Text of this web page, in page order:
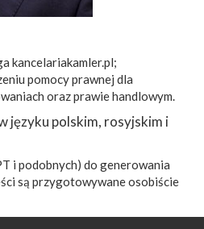
kancelariakamler.pl;
pomocy prawnej dla
oraz prawie handlowym.
języku polskim, rosyjskim i
i podobnych) do generowania
są przygotowywane osobiście